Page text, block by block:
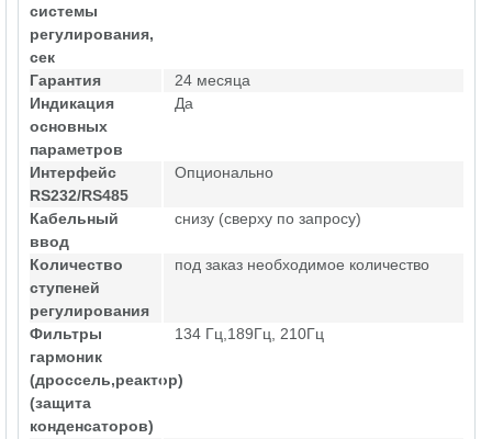
системы
регулирования,
сек
Гарантия
24 месяца
Индикация
основных
параметров
Да
Интерфейс
RS232/RS485
Опционально
Кабельный
ввод
снизу (сверху по запросу)
Количество
ступеней
регулирования
под заказ необходимое количество
Фильтры
гармоник
(дроссель,реактор)
(защита
конденсаторов)
134 Гц,189Гц, 210Гц